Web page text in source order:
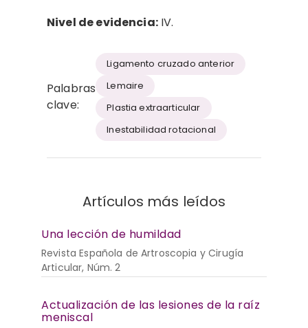
Nivel de evidencia:IV.
Palabras
clave:
Ligamento cruzado anterior
Lemaire
Plastia extraarticular
Inestabilidad rotacional
Artículos más leídos
Una lección de humildad
Revista Española de Artroscopia y Cirugía
Articular, Núm. 2
Actualización de las lesiones de la raíz
meniscal